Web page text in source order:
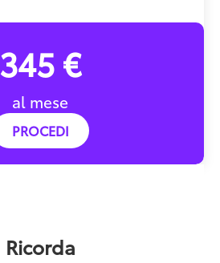
345 €
al mese
PROCEDI
Ricorda